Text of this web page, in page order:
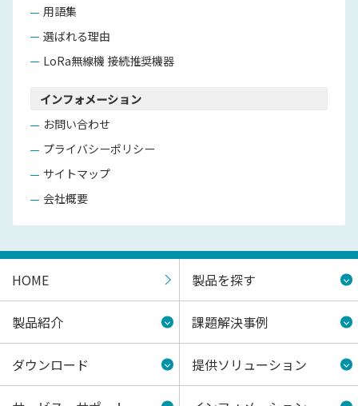
用語集
選ばれる理由
LoRa無線機 接続推奨機器
インフォメーション
お問い合わせ
プライバシーポリシー
サイトマップ
会社概要
HOME 製品を探す
製品紹介 課題解決事例
ダウンロード 提供ソリューション